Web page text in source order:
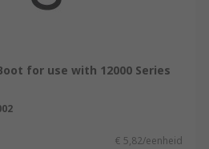
for use with 12000 Series
€ 5,82/eenheid